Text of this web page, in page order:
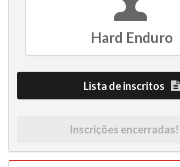
Hard Enduro
Lista de inscritos
Inscrições encerradas!